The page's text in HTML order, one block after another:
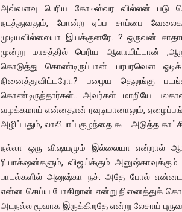
அவ்வளவு பெரிய கோடீஸ்வர வில்லன் படு
நடத்துவதும், போன்ற ஏப்ப சாப்பை
முடியவில்லையா இயக்குனரே. ? ஒருவன்
முன்று மாசத்தில் பெரிய ஆளாயிட்டான்
கொடுத்து கொண்டிருப்பான். பரபரவென
நினைத்துவிட்டரோ.? பழைய தெலுங்கு
கொண்டிருந்தார்கள்.. அவர்கள் மாறியே
வழக்கமாய் என்னதான் ரவுடியானாலும்,
அழிப்பதும், லாலிபாப் குழந்தை கூட அடுத்த
நல்லா ஒரு விஷயமும் இல்லையா என்றால்
ரியாக்‌ஷன்களும், விஜய்க்கும்
பாடல்களில் அனுஷ்கா நச். அதே போல்
என்ன செய்ய போகிறான் என்று நினைத்துக்
அடநல்ல மூவாக இருக்கிறதே என்று லேசாய்